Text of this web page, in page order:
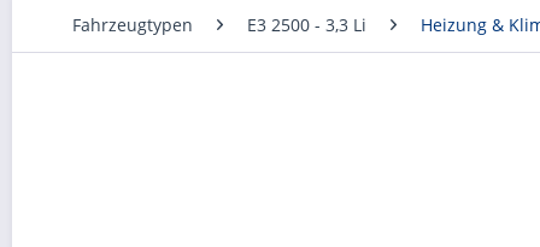
Fahrzeugtypen E3 2500 - 3,3 Li Heizung &